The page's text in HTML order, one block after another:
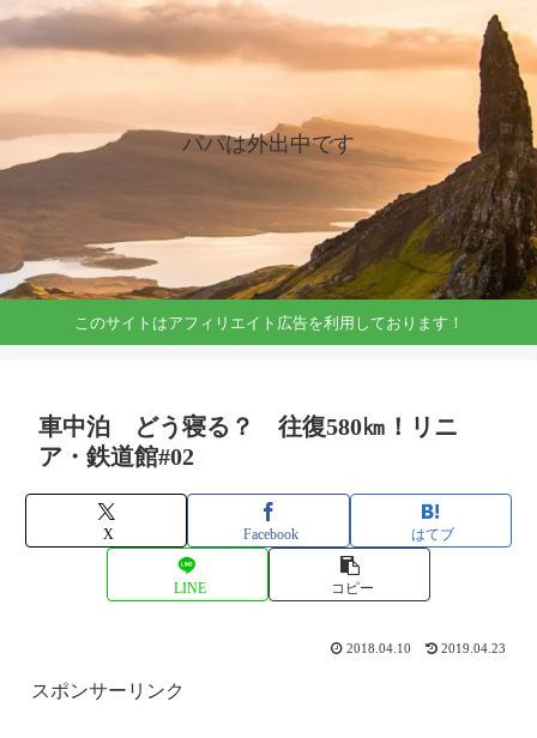
パパは外出中です
このサイトはアフィリエイト広告を利用しております！
車中泊 どう寝る？ 往復580㎞！リニ
ア・鉄道館#02
X Facebook はてブ
LINE コピー
2018.04.10 2019.04.23
スポンサーリンク